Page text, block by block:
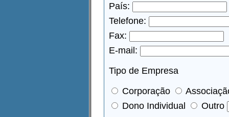
País:
Telefone:
Fax:
E-mail:
Tipo de Empresa
Corporação
Dono Individual
Outro